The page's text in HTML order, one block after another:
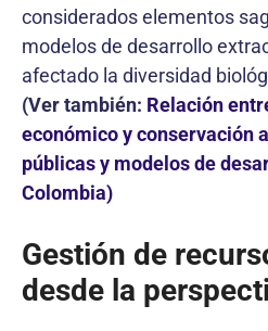
considerados elementos
modelos de desarrollo
afectado la diversidad
(Ver también: Relación
económico y conservación
públicas y modelos de
Colombia)
Gestión de
desde la